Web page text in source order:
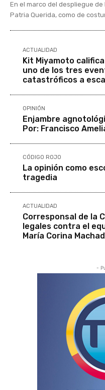
En el marco del despliegue de
Patria Querida, como de
ACTUALIDAD
Kit Miyamoto
uno de los tres
catastróficos a
OPINIÓN
Enjambre
Por: Francisco
CÓDIGO ROJO
La opinión como
tragedia
ACTUALIDAD
Corresponsal de la
legales contra el
María Corina
-